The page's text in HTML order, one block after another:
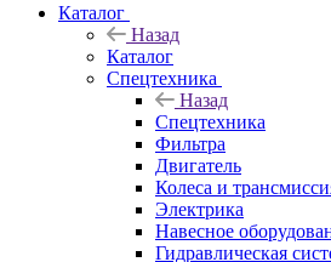
Каталог
Назад
Каталог
Спецтехника
Назад
Спецтехника
Фильтра
Двигатель
Колеса и
Электрика
Навесное
Гидравлическая